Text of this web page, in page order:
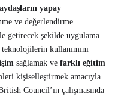
yapay
ve değerlendirme
getirecek şekilde uygulama
kullanımını
sağlamak ve farklı eğitim
kişiselleştirmek amacıyla
Council’ın çalışmasında